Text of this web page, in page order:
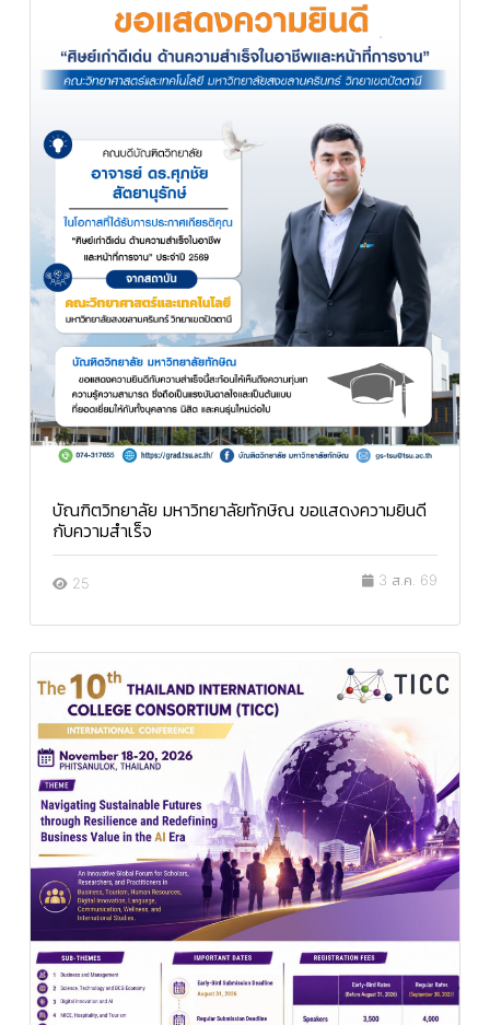
บัณฑิตวิทยาลัย มหาวิทยาลัยทักษิณ ขอแสดงความยินดี
กับความสำเร็จ
25 3 ส.ค. 69